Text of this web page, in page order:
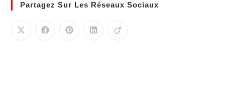
Partagez Sur Les Réseaux Sociaux